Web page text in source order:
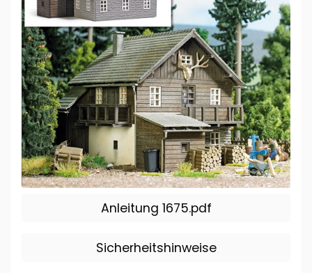
Anleitung 1675.pdf
Sicherheitshinweise